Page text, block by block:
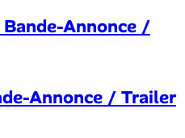
Bande-Annonce /
Annonce / Trailer